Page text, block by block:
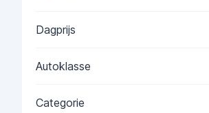
Dagprijs
Autoklasse
Categorie